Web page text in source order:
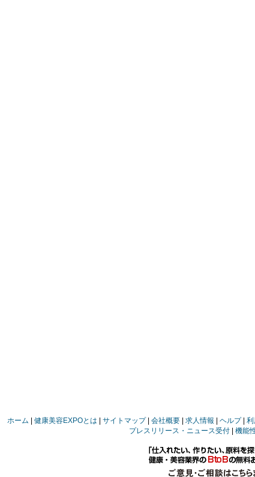
ホーム 健康美容EXPOとは サイトマップ 会社概要 求人情報 ヘルプ
プレスリリース・ニュース受付
機能